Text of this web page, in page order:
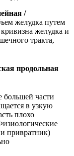
/
желудка путем
желудка и
тракта,
продольная
большей части
в узкую
плохо
привратник)